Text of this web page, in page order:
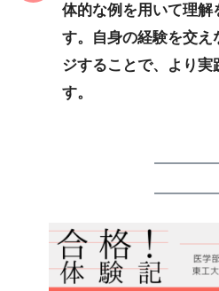
体的な例を用いて理
す。自身の経験を交
ジすることで、より実
す。